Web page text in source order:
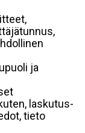
ja
laskutus-
tieto